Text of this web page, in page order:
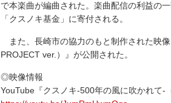
で本楽曲が編曲された。楽曲配信の利益の
「クスノキ基金」に寄付される。
また、長崎市の協力のもと制作された映
PROJECT ver.）』が公開された。
◎映像情報
YouTube『クスノキ-500年の風に吹かれて-